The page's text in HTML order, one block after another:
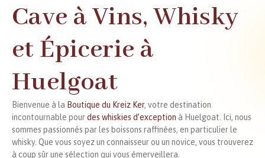
Cave à Vins, Whisky
et Épicerie à
Huelgoat
Bienvenue à la Boutique du Kreiz Ker, votre destination
incontournable pourdes whiskies d’exception à Huelgoat. Ici, nous
sommes passionnés par les boissons raffinées, en particulier le
whisky. Que vous soyez un connaisseur ou un novice, vous trouverez
à coup sûr une sélection qui vous émerveillera.